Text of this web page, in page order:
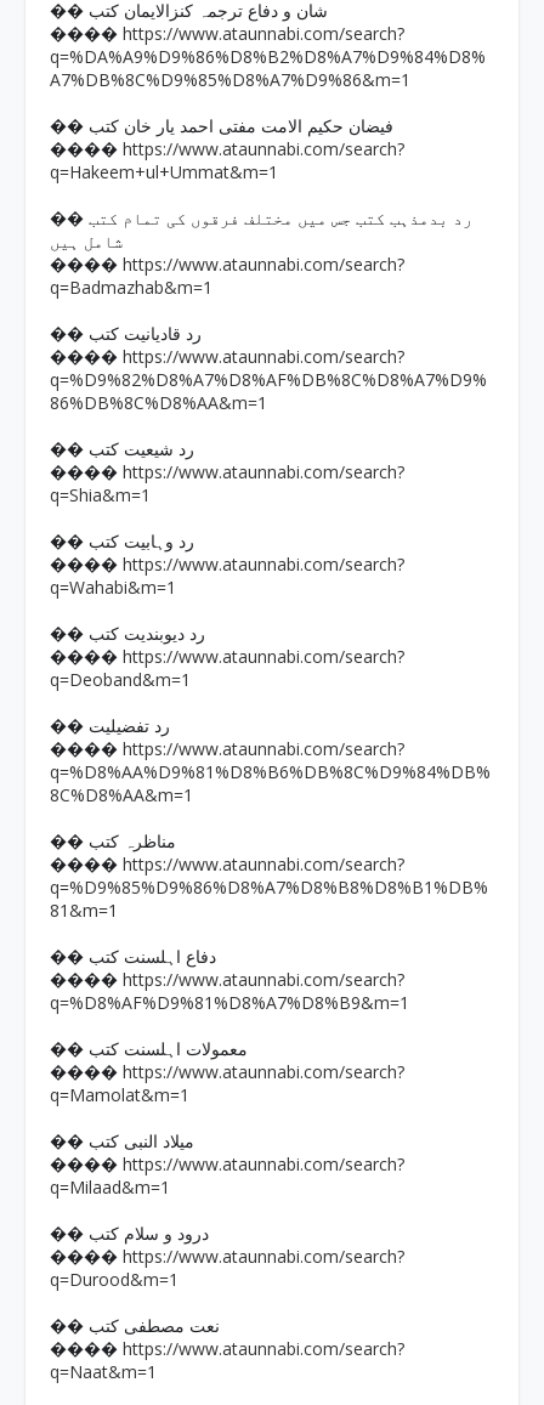
�� شان و دفاع ترجمہ کنزالایمان کتب
���� https://www.ataunnabi.com/search?
q=%DA%A9%D9%86%D8%B2%D8%A7%D9%84%D8%
A7%DB%8C%D9%85%D8%A7%D9%86&m=1
�� فیضان حکیم الامت مفتی احمد یار خان کتب
���� https://www.ataunnabi.com/search?
q=Hakeem+ul+Ummat&m=1
�� رد بدمذہب کتب جس میں مختلف فرقوں کی تمام کتب
شامل ہیں
���� https://www.ataunnabi.com/search?
q=Badmazhab&m=1
�� رد قادیانیت کتب
���� https://www.ataunnabi.com/search?
q=%D9%82%D8%A7%D8%AF%DB%8C%D8%A7%D9%
86%DB%8C%D8%AA&m=1
�� رد شیعیت کتب
���� https://www.ataunnabi.com/search?
q=Shia&m=1
�� رد وہابیت کتب
���� https://www.ataunnabi.com/search?
q=Wahabi&m=1
�� رد دیوبندیت کتب
���� https://www.ataunnabi.com/search?
q=Deoband&m=1
�� رد تفضیلیت
���� https://www.ataunnabi.com/search?
q=%D8%AA%D9%81%D8%B6%DB%8C%D9%84%DB%
8C%D8%AA&m=1
�� مناظرہ کتب
���� https://www.ataunnabi.com/search?
q=%D9%85%D9%86%D8%A7%D8%B8%D8%B1%DB%
81&m=1
�� دفاع اہلسنت کتب
���� https://www.ataunnabi.com/search?
q=%D8%AF%D9%81%D8%A7%D8%B9&m=1
�� معمولات اہلسنت کتب
���� https://www.ataunnabi.com/search?
q=Mamolat&m=1
�� میلاد النبی کتب
���� https://www.ataunnabi.com/search?
q=Milaad&m=1
�� درود و سلام کتب
���� https://www.ataunnabi.com/search?
q=Durood&m=1
�� نعت مصطفی کتب
���� https://www.ataunnabi.com/search?
q=Naat&m=1